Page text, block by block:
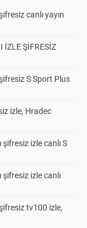
canlı yayın
ŞİFRESİZ
S Sport Plus
izle, Hradec
izle canlı S
izle canlı
tv100 izle,